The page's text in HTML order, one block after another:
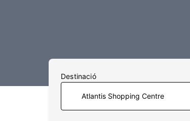
Destinació